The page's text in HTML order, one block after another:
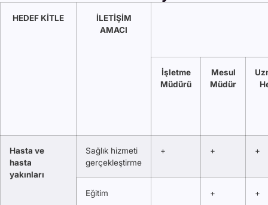
HEDEF KİTLE
İLETİŞİM
AMACI
İşletme
Müdürü
Mesul
Müdür
Hasta ve
hasta
yakınları
Sağlık hizmeti
gerçekleştirme
+ + +
Eğitim + +